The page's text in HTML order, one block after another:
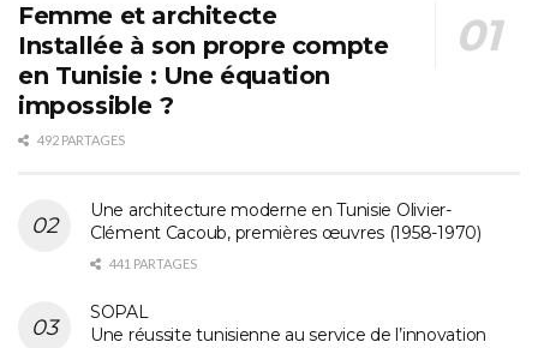
Femme et architecte
Installée à son propre compte
en Tunisie : Une équation
impossible ?
492 PARTAGES
Une architecture moderne en Tunisie Olivier-
Clément Cacoub, premières œuvres (1958-1970)
441 PARTAGES
SOPAL
Une réussite tunisienne au service de l’innovation